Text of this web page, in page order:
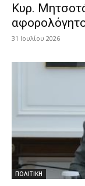
Κυρ.
31 Ιουλίου 2026
ΠΟΛΙΤΙΚΗ